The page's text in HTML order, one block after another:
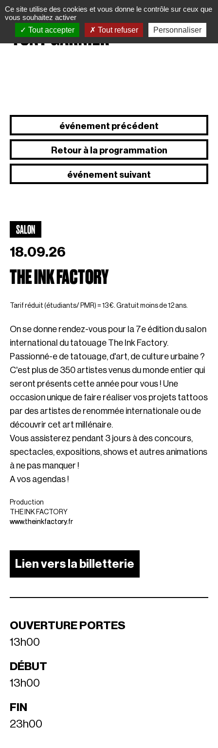
événement précédent
Retour à la programmation
événement suivant
SALON
18.09.26
THE INK FACTORY
Tarif réduit (étudiants/ PMR) = 13 €. Gratuit moins de 12 ans.
On se donne rendez-vous pour la 7e édition du salon
international du tatouage The Ink Factory.
Passionné-e de tatouage, d'art, de culture urbaine ?
C'est plus de 350 artistes venus du monde entier qui
seront présents cette année pour vous ! Une
occasion unique de faire réaliser vos projets tattoos
par des artistes de renommée internationale ou de
découvrir cet art millénaire.
Vous assisterez pendant 3 jours à des concours,
spectacles, expositions, shows et autres animations
à ne pas manquer !
A vos agendas !
Production
THE INK FACTORY
www.theinkfactory.fr
Lien vers la billetterie
OUVERTURE PORTES
13h00
DÉBUT
13h00
FIN
23h00
Panneau de gestion des cookies
Ce site utilise des cookies et vous donne le contrôle sur ceux que
vous souhaitez activer
Tout accepter
Tout refuser Personnaliser